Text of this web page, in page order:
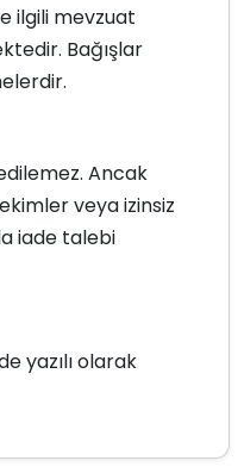
ilgili mevzuat
Bağışlar
Ancak
veya izinsiz
iade talebi
yazılı olarak